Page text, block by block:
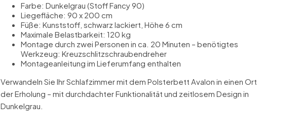
Farbe: Dunkelgrau (Stoff Fancy 90)
Liegefläche: 90 x 200 cm
Füße: Kunststoff, schwarz lackiert, Höhe 6 cm
Maximale Belastbarkeit: 120 kg
Montage durch zwei Personen in ca. 20 Minuten – benötigtes
Werkzeug: Kreuzschlitzschraubendreher
Montageanleitung im Lieferumfang enthalten
Verwandeln Sie Ihr Schlafzimmer mit dem Polsterbett Avalon in einen Ort
der Erholung – mit durchdachter Funktionalität und zeitlosem Design in
Dunkelgrau.